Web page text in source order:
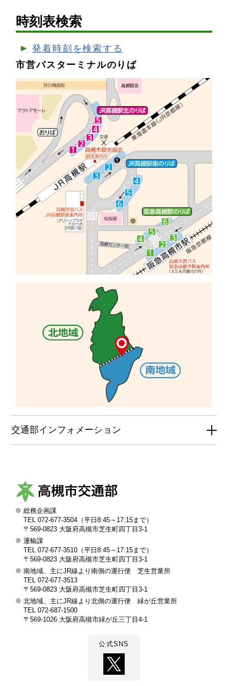
時刻表検索
発着時刻を検索する
市営バスターミナルのりば
交通部インフォメーション
槻
交
通
部
総務企画課
TEL 072-677-3504（平日8:45～17:15まで）
〒569-0823 大阪府高槻市芝生町四丁目3-1
運輸課
TEL 072-677-3510（平日8:45～17:15まで）
〒569-0823 大阪府高槻市芝生町四丁目3-1
南地域、主にJR線より南側の運行便 芝生営業所
TEL 072-677-3513
〒569-0823 大阪府高槻市芝生町四丁目3-1
北地域、主にJR線より北側の運行便 緑が丘営業所
TEL 072-687-1500
〒569-1026 大阪府高槻市緑が丘三丁目4-1
公式SNS